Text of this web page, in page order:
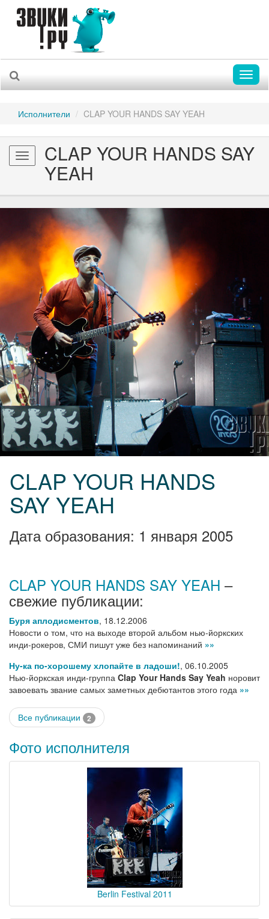
Исполнители CLAP YOUR HANDS SAY YEAH
Toggle
navigation
CLAP YOUR HANDS SAY
YEAH
CLAP YOUR HANDS
SAY YEAH
Дата образования: 1 января 2005
CLAP YOUR HANDS SAY YEAH –
свежие публикации:
Буря аплодисментов, 18.12.2006
Новости о том, что на выходе второй альбом нью-йоркских
инди-рокеров, СМИ пишут уже без напоминаний »»
Ну-ка по-хорошему хлопайте в ладоши!, 06.10.2005
Нью-йоркская инди-группа Clap Your Hands Say Yeah норовит
завоевать звание самых заметных дебютантов этого года »»
Все публикации 2
Фото исполнителя
Berlin Festival 2011